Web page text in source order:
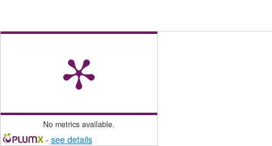
No metrics available.
- see details